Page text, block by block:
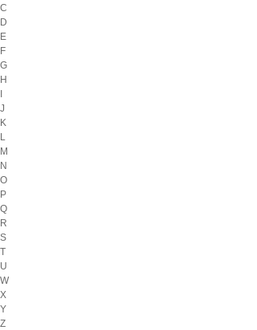
C
D
E
F
G
H
J
K
L
M
N
O
P
Q
R
S
T
U
W
X
Y
Z